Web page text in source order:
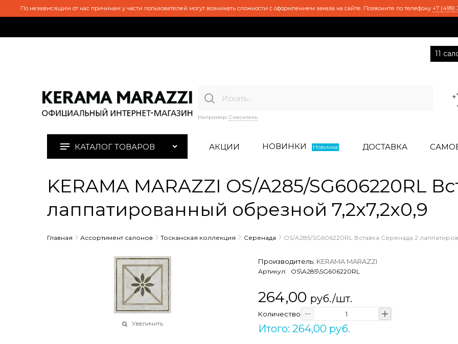
По независящим от нас причинам у части пользователей могут возникать сложности с оформлением заказа на сайте. Позвоните по телефону +7 (499)
11
Например: Смеситель
КАТАЛОГ ТОВАРОВ АКЦИИ НОВИНКИ Новинка ДОСТАВКА
KERAMA MARAZZI OS/A285/SG606220RL
лаппатированный обрезной 7,2x7,2x0,9
Главная Ассортимент салонов Тосканская коллекция Серенада OS/A285/SG606220RL Вставка Серенада 2
Увеличить
Производитель: KERAMA MARAZZI
Артикул: OS\A285\SG606220RL
264,00 руб./шт.
Количество
Итого: 264,00 руб.